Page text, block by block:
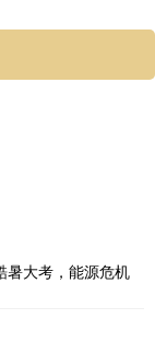
暑大考，能源危机